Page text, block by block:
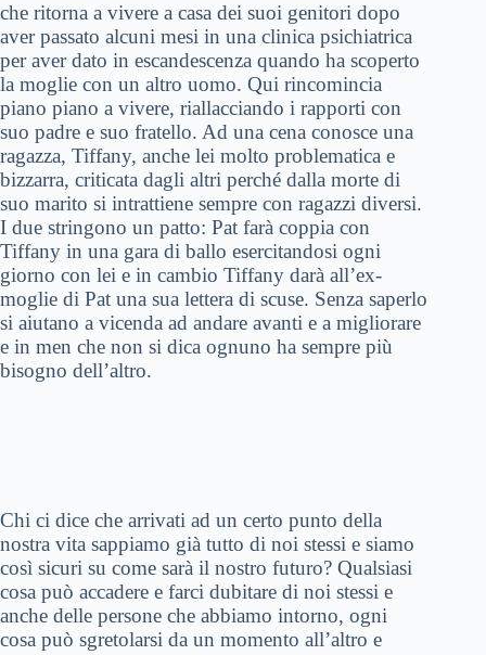
che ritorna a vivere a casa dei suoi genitori dopo
aver passato alcuni mesi in una clinica psichiatrica
per aver dato in escandescenza quando ha scoperto
la moglie con un altro uomo. Qui rincomincia
piano piano a vivere, riallacciando i rapporti con
suo padre e suo fratello. Ad una cena conosce una
ragazza, Tiffany, anche lei molto problematica e
bizzarra, criticata dagli altri perché dalla morte di
suo marito si intrattiene sempre con ragazzi diversi.
I due stringono un patto: Pat farà coppia con
Tiffany in una gara di ballo esercitandosi ogni
giorno con lei e in cambio Tiffany darà all’ex-
moglie di Pat una sua lettera di scuse. Senza saperlo
si aiutano a vicenda ad andare avanti e a migliorare
e in men che non si dica ognuno ha sempre più
bisogno dell’altro.
Chi ci dice che arrivati ad un certo punto della
nostra vita sappiamo già tutto di noi stessi e siamo
così sicuri su come sarà il nostro futuro? Qualsiasi
cosa può accadere e farci dubitare di noi stessi e
anche delle persone che abbiamo intorno, ogni
cosa può sgretolarsi da un momento all’altro e